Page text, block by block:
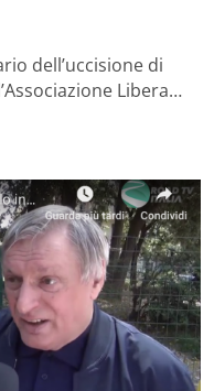
dell’uccisione di
Libera…